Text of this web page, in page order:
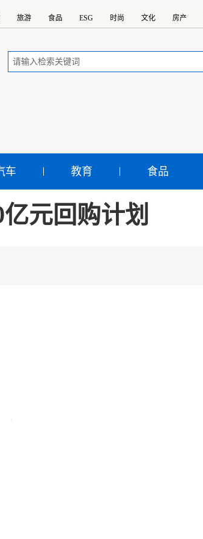
旅游 食品 ESG 时尚 文化 房产
车 教育 食品
元回购计划